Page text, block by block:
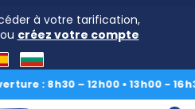
à votre tarification,
créez votre compte
– 12h00 • 13h00 - 16h30|Du